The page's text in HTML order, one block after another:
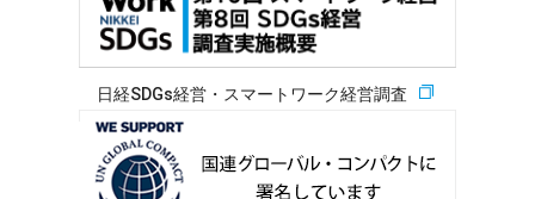
日経SDGs経営・スマートワーク経営調査